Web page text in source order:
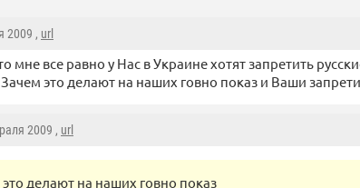
2009 , url
мне все равно у Нас в Украине хотят запретить
это делают на наших говно показ и Ваши
2009 , url
делают на наших говно показ